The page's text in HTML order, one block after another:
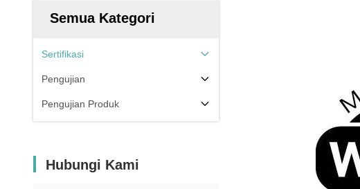
Semua Kategori
Sertifikasi
Pengujian
Pengujian Produk
Hubungi Kami